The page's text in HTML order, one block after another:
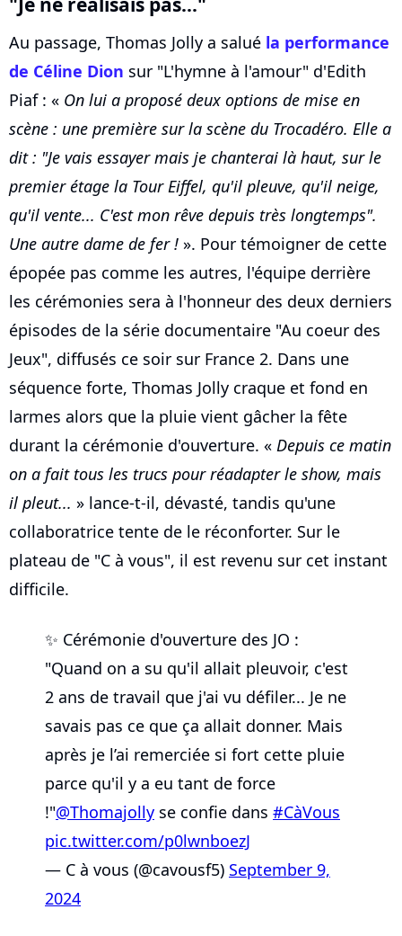
Au passage, Thomas Jolly a salué la performance
de Céline Dion sur "L'hymne à l'amour" d'Edith
Piaf : « On lui a proposé deux options de mise en
scène : une première sur la scène du Trocadéro. Elle a
dit : "Je vais essayer mais je chanterai là haut, sur le
premier étage la Tour Eiffel, qu'il pleuve, qu'il neige,
qu'il vente... C'est mon rêve depuis très longtemps".
Une autre dame de fer ! ». Pour témoigner de cette
épopée pas comme les autres, l'équipe derrière
les cérémonies sera à l'honneur des deux derniers
épisodes de la série documentaire "Au coeur des
Jeux", diffusés ce soir sur France 2. Dans une
séquence forte, Thomas Jolly craque et fond en
larmes alors que la pluie vient gâcher la fête
durant la cérémonie d'ouverture. « Depuis ce matin
on a fait tous les trucs pour réadapter le show, mais
il pleut... » lance-t-il, dévasté, tandis qu'une
collaboratrice tente de le réconforter. Sur le
plateau de "C à vous", il est revenu sur cet instant
difficile.
✨ Cérémonie d'ouverture des JO :
"Quand on a su qu'il allait pleuvoir, c'est
2 ans de travail que j'ai vu défiler... Je ne
savais pas ce que ça allait donner. Mais
après je l’ai remerciée si fort cette pluie
parce qu'il y a eu tant de force
!"@Thomajolly se confie dans #CàVous
pic.twitter.com/p0lwnboezJ
— C à vous (@cavousf5) September 9,
2024